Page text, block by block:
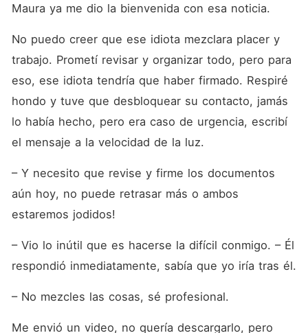
Maura ya me dio la bienvenida con esa noticia.
No puedo creer que ese idiota mezclara placer y
trabajo. Prometí revisar y organizar todo, pero para
eso, ese idiota tendría que haber firmado. Respiré
hondo y tuve que desbloquear su contacto, jamás
lo había hecho, pero era caso de urgencia, escribí
el mensaje a la velocidad de la luz.
– Y necesito que revise y firme los documentos
aún hoy, no puede retrasar más o ambos
estaremos jodidos!
– Vio lo inútil que es hacerse la difícil conmigo. – Él
respondió inmediatamente, sabía que yo iría tras él.
– No mezcles las cosas, sé profesional.
Me envió un video, no quería descargarlo, pero